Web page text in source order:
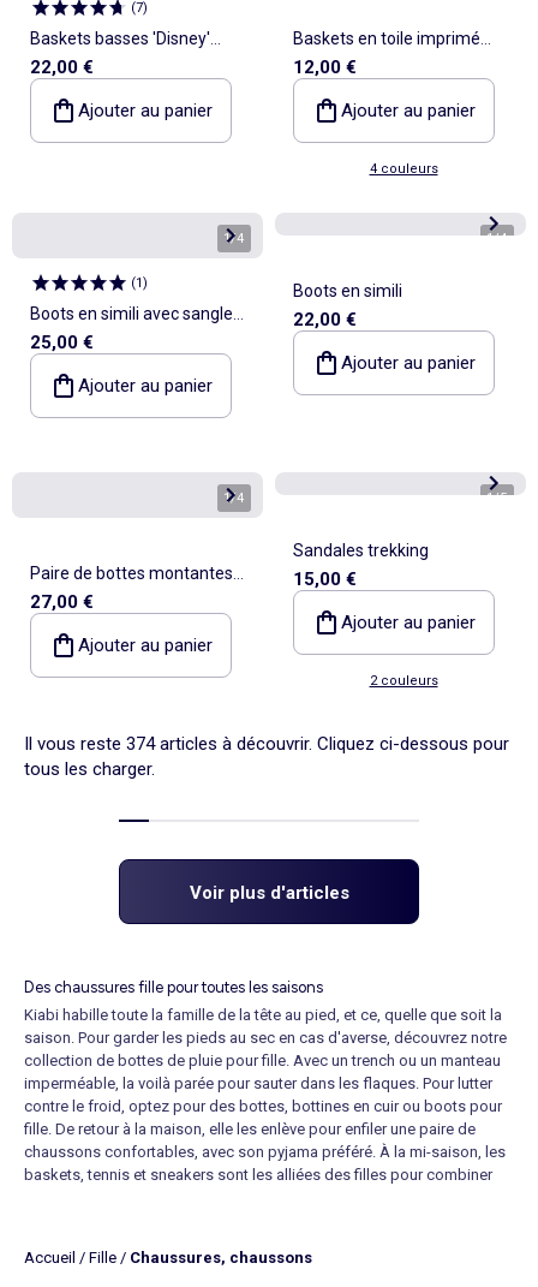
(7)
Baskets basses 'Disney'
'Minnie'
22,00 €
Ajouter au panier
Baskets en toile imprimé
damiers
12,00 €
Ajouter au panier
4 couleurs
1/4
(1)
Boots en simili avec sangle
motarde
25,00 €
Ajouter au panier
1/4
Boots en simili
22,00 €
Ajouter au panier
1/4
Paire de bottes montantes
en simili
27,00 €
Ajouter au panier
1/5
Sandales trekking
15,00 €
Ajouter au panier
2 couleurs
Il vous reste 374 articles à découvrir. Cliquez ci-dessous pour
tous les charger.
Voir plus d'articles
Des chaussures fille pour toutes les saisons
Kiabi habille toute la famille de la tête au pied, et ce, quelle que soit la
saison. Pour garder les pieds au sec en cas d'averse, découvrez notre
collection de bottes de pluie pour fille. Avec un trench ou un manteau
imperméable, la voilà parée pour sauter dans les flaques. Pour lutter
contre le froid, optez pour des bottes, bottines en cuir ou boots pour
fille. De retour à la maison, elle les enlève pour enfiler une paire de
chaussons confortables, avec son pyjama préféré. À la mi-saison, les
baskets, tennis et sneakers sont les alliées des filles pour combiner
légères accompagnent les robes comme les
Accueil / Fille / Chaussures, chaussons